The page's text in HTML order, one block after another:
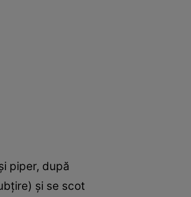
piper, după
şi se scot